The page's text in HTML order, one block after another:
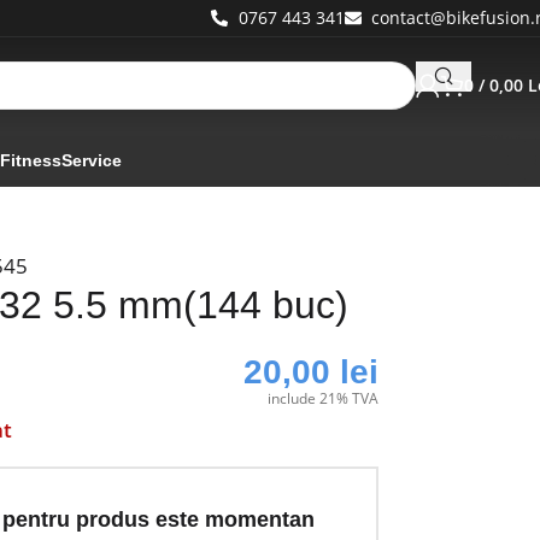
0767 443 341
0 / 0,00
Service
5.5 mm(144 buc)
20,00 lei
include 21% TVA
produs este momentan